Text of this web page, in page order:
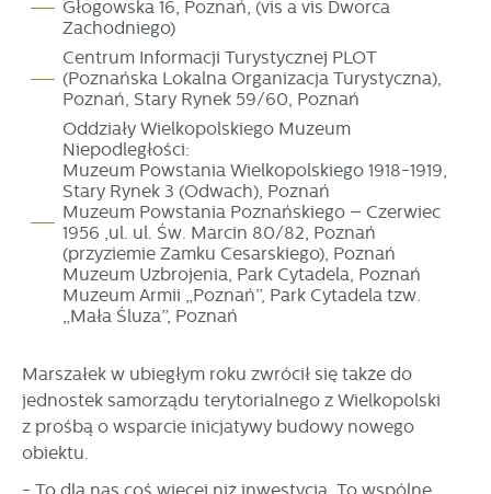
Głogowska 16, Poznań, (vis a vis Dworca
Zachodniego)
Centrum Informacji Turystycznej PLOT
(Poznańska Lokalna Organizacja Turystyczna),
Poznań, Stary Rynek 59/60, Poznań
Oddziały Wielkopolskiego Muzeum
Niepodległości:
Muzeum Powstania Wielkopolskiego 1918-1919,
Stary Rynek 3 (Odwach), Poznań
Muzeum Powstania Poznańskiego – Czerwiec
1956 ,ul. ul. Św. Marcin 80/82, Poznań
(przyziemie Zamku Cesarskiego), Poznań
Muzeum Uzbrojenia, Park Cytadela, Poznań
Muzeum Armii „Poznań”, Park Cytadela tzw.
„Mała Śluza”, Poznań
Marszałek w ubiegłym roku zwrócił się także do
jednostek samorządu terytorialnego z Wielkopolski
z prośbą o wsparcie inicjatywy budowy nowego
obiektu.